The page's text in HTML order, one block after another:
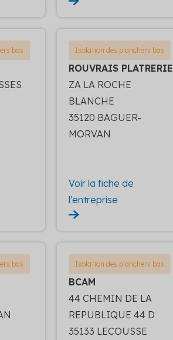
bas Isolation des planchers bas
ROUVRAIS PLATRERIE
ZA LA ROCHE
BLANCHE
35120 BAGUER-
MORVAN
Voir la fiche de
l'entreprise
bas Isolation des planchers bas
BCAM
44 CHEMIN DE LA
REPUBLIQUE 44 D
35133 LECOUSSE